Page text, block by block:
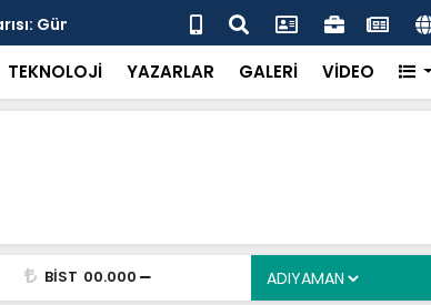
Haliliye’de her gün 4 bin 898 vatandaşa sıcak
TEKNOLOJİ YAZARLAR GALERİ VİDEO
BİST 00.000